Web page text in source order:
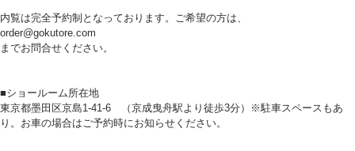
内覧は完全予約制となっております。ご希望の方は、
order@gokutore.com
までお問合せください。
■ショールーム所在地
東京都墨田区京島1-41-6 （京成曳舟駅より徒歩3分）※駐車スペースもあ
り。お車の場合はご予約時にお知らせください。